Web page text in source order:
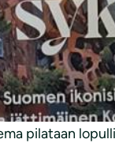
ovat
on
pilataan